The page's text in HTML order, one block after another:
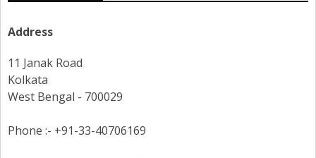
Address
11 Janak Road
Kolkata
West Bengal - 700029
Phone :- +91-33-40706169